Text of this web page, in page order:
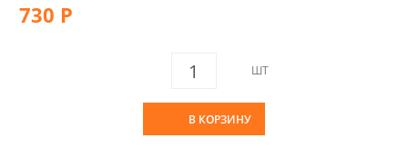
730 Р
ШТ
В КОРЗИНУ